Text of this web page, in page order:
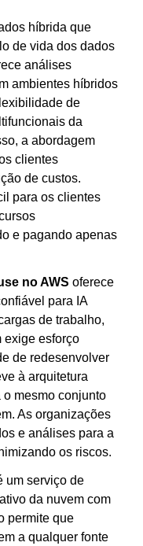
híbrida que
de vida dos dados
análises
ambientes híbridos
de
da
a abordagem
clientes
de custos.
para os clientes
e pagando apenas
no AWS oferece
para IA
de trabalho,
exige esforço
de redesenvolver
à arquitetura
mesmo conjunto
As organizações
e análises para a
os riscos.
um serviço de
da nuvem com
permite que
a qualquer fonte